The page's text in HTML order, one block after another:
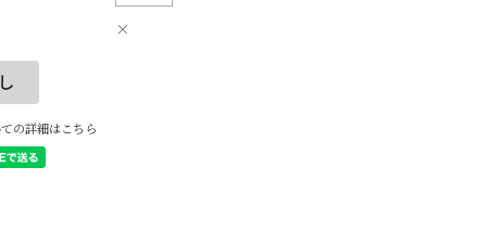
×
の詳細はこちら